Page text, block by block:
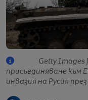
Getty Images
присъединяване към
инвазия на Русия